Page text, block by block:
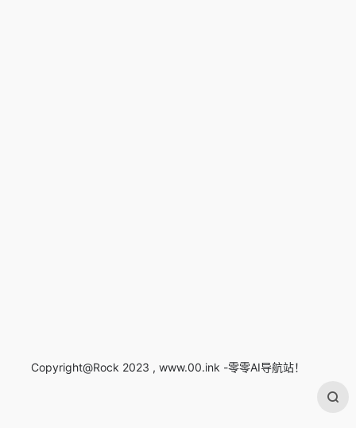
Copyright@Rock 2023 , www.00.ink -零零AI导航站！